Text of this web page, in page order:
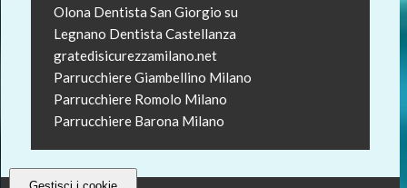
Olona Dentista San Giorgio su
Legnano Dentista Castellanza
gratedisicurezzamilano.net
Parrucchiere Giambellino Milano
Parrucchiere Romolo Milano
Parrucchiere Barona Milano